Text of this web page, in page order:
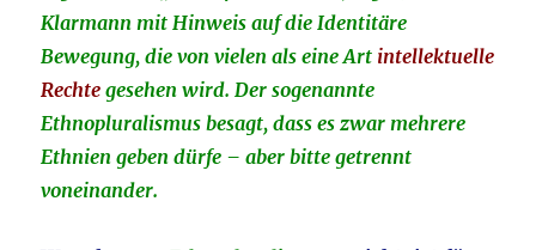
Klarmann mit Hinweis auf die Identitäre
Bewegung, die von vielen als eine Art intellektuelle
Rechte gesehen wird. Der sogenannte
Ethnopluralismus besagt, dass es zwar mehrere
Ethnien geben dürfe – aber bitte getrennt
voneinander.